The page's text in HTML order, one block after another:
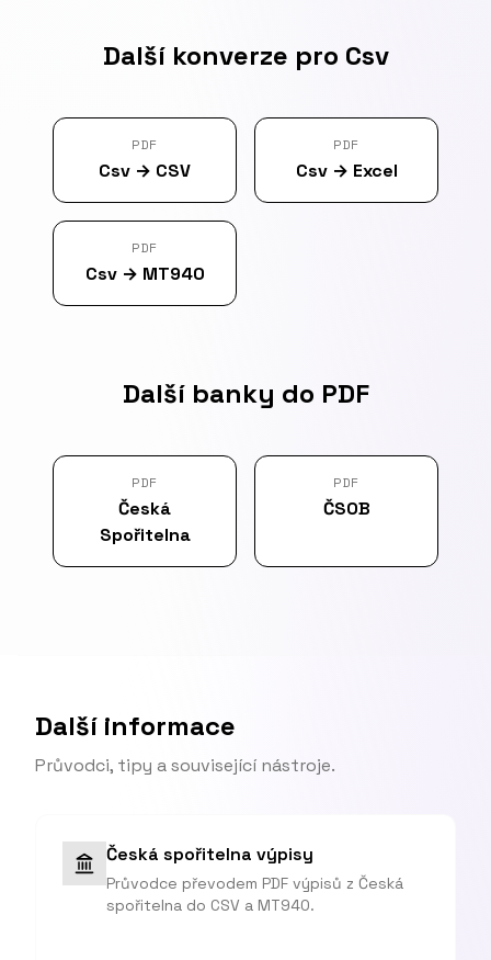
Další konverze pro Csv
PDF
Csv → CSV
PDF
Csv→ Excel
PDF
Csv→ MT940
Další banky do PDF
PDF
Česká
Spořitelna
PDF
ČSOB
Další informace
Průvodci, tipy a související nástroje.
Česká spořitelna výpisy
Průvodce převodem PDF výpisů z Česká
spořitelna do CSV a MT940.